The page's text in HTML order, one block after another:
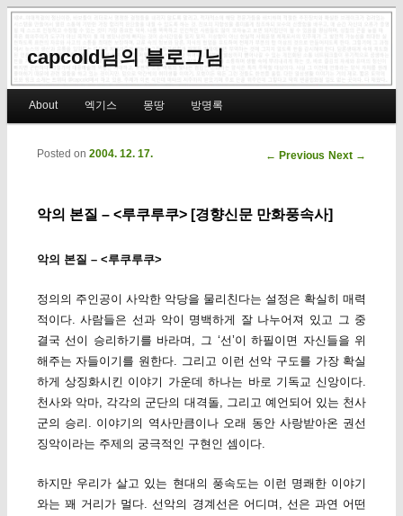
capcold님의 블로그님
Skip to primary content
Skip to secondary content
About 엑기스 몽땅 방명록
Post navigation
← Previous Next →
악의 본질 – <루쿠루쿠> [경향신문 만화풍속사]
Posted on 2004. 12. 17.
악의 본질 – <루쿠루쿠>
정의의 주인공이 사악한 악당을 물리친다는 설정은 확실히 매력
적이다. 사람들은 선과 악이 명백하게 잘 나누어져 있고 그 중
결국 선이 승리하기를 바라며, 그 ‘선’이 하필이면 자신들을 위
해주는 자들이기를 원한다. 그리고 이런 선악 구도를 가장 확실
하게 상징화시킨 이야기 가운데 하나는 바로 기독교 신앙이다.
천사와 악마, 각각의 군단의 대격돌, 그리고 예언되어 있는 천사
군의 승리. 이야기의 역사만큼이나 오래 동안 사랑받아온 권선
징악이라는 주제의 궁극적인 구현인 셈이다.
하지만 우리가 살고 있는 현대의 풍속도는 이런 명쾌한 이야기
와는 꽤 거리가 멀다. 선악의 경계선은 어디며, 선은 과연 어떤